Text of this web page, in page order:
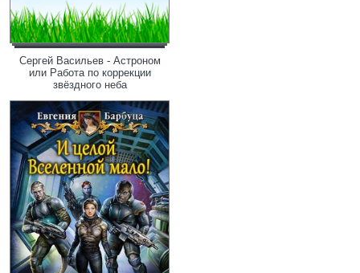
Сергей Васильев - Астроном
или Работа по коррекции
звёздного неба